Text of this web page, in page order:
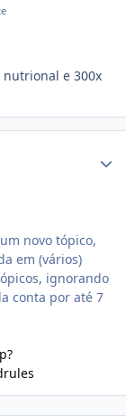
nutrional e 300x
novo tópico,
em (vários)
ignorando
conta por até 7